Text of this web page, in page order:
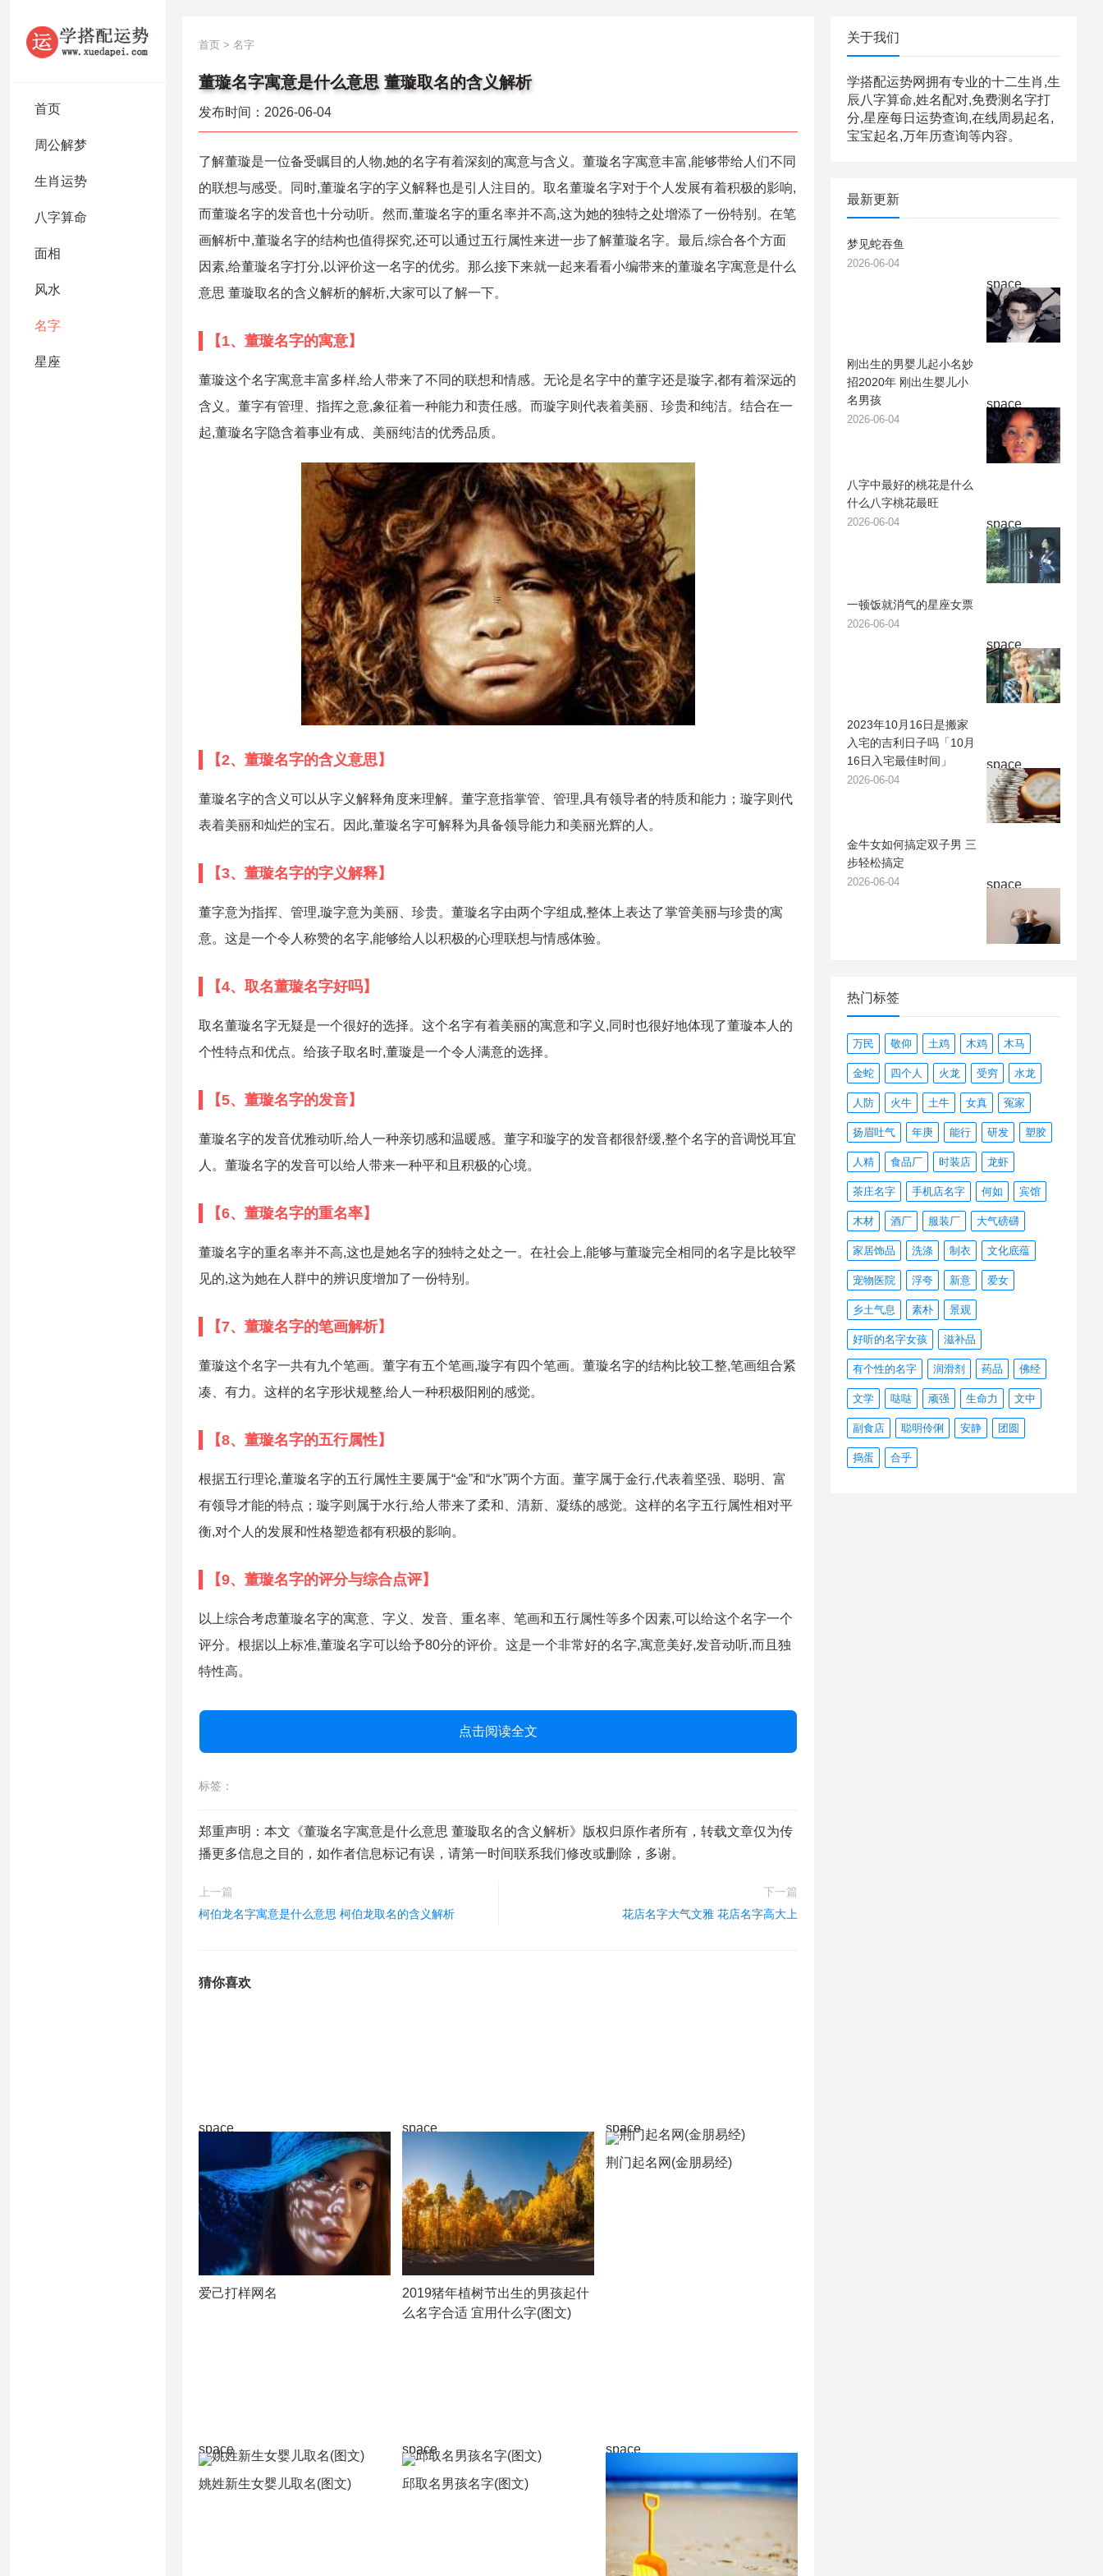
首页
周公解梦
生肖运势
八字算命
面相
风水
名字
星座
首页 > 名字
董璇名字寓意是什么意思 董璇取名的含义解析
发布时间：2026-06-04
了解董璇是一位备受瞩目的人物,她的名字有着深刻的寓意与含义。董璇名字寓意丰富,能够带给人们不同
的联想与感受。同时,董璇名字的字义解释也是引人注目的。取名董璇名字对于个人发展有着积极的影响,
而董璇名字的发音也十分动听。然而,董璇名字的重名率并不高,这为她的独特之处增添了一份特别。在笔
画解析中,董璇名字的结构也值得探究,还可以通过五行属性来进一步了解董璇名字。最后,综合各个方面
因素,给董璇名字打分,以评价这一名字的优劣。那么接下来就一起来看看小编带来的董璇名字寓意是什么
意思 董璇取名的含义解析的解析,大家可以了解一下。
【1、董璇名字的寓意】
董璇这个名字寓意丰富多样,给人带来了不同的联想和情感。无论是名字中的董字还是璇字,都有着深远的
含义。董字有管理、指挥之意,象征着一种能力和责任感。而璇字则代表着美丽、珍贵和纯洁。结合在一
起,董璇名字隐含着事业有成、美丽纯洁的优秀品质。
【2、董璇名字的含义意思】
董璇名字的含义可以从字义解释角度来理解。董字意指掌管、管理,具有领导者的特质和能力；璇字则代
表着美丽和灿烂的宝石。因此,董璇名字可解释为具备领导能力和美丽光辉的人。
【3、董璇名字的字义解释】
董字意为指挥、管理,璇字意为美丽、珍贵。董璇名字由两个字组成,整体上表达了掌管美丽与珍贵的寓
意。这是一个令人称赞的名字,能够给人以积极的心理联想与情感体验。
【4、取名董璇名字好吗】
取名董璇名字无疑是一个很好的选择。这个名字有着美丽的寓意和字义,同时也很好地体现了董璇本人的
个性特点和优点。给孩子取名时,董璇是一个令人满意的选择。
【5、董璇名字的发音】
董璇名字的发音优雅动听,给人一种亲切感和温暖感。董字和璇字的发音都很舒缓,整个名字的音调悦耳宜
人。董璇名字的发音可以给人带来一种平和且积极的心境。
【6、董璇名字的重名率】
董璇名字的重名率并不高,这也是她名字的独特之处之一。在社会上,能够与董璇完全相同的名字是比较罕
见的,这为她在人群中的辨识度增加了一份特别。
【7、董璇名字的笔画解析】
董璇这个名字一共有九个笔画。董字有五个笔画,璇字有四个笔画。董璇名字的结构比较工整,笔画组合紧
凑、有力。这样的名字形状规整,给人一种积极阳刚的感觉。
【8、董璇名字的五行属性】
根据五行理论,董璇名字的五行属性主要属于“金”和“水”两个方面。董字属于金行,代表着坚强、聪明、富
有领导才能的特点；璇字则属于水行,给人带来了柔和、清新、凝练的感觉。这样的名字五行属性相对平
衡,对个人的发展和性格塑造都有积极的影响。
【9、董璇名字的评分与综合点评】
以上综合考虑董璇名字的寓意、字义、发音、重名率、笔画和五行属性等多个因素,可以给这个名字一个
评分。根据以上标准,董璇名字可以给予80分的评价。这是一个非常好的名字,寓意美好,发音动听,而且独
特性高。
点击阅读全文
标签：
郑重声明：本文《董璇名字寓意是什么意思 董璇取名的含义解析》版权归原作者所有，转载文章仅为传
播更多信息之目的，如作者信息标记有误，请第一时间联系我们修改或删除，多谢。
上一篇
柯伯龙名字寓意是什么意思 柯伯龙取名的含义解析
下一篇
花店名字大气文雅 花店名字高大上
猜你喜欢
space
爱己打样网名
space
2019猪年植树节出生的男孩起什
么名字合适 宜用什么字(图文)
space
荆门起名网(金朋易经)
space
姚姓新生女婴儿取名(图文)
space
邱取名男孩名字(图文)
space
关于我们
学搭配运势网拥有专业的十二生肖,生
辰八字算命,姓名配对,免费测名字打
分,星座每日运势查询,在线周易起名,
宝宝起名,万年历查询等内容。
最新更新
space
梦见蛇吞鱼
2026-06-04
space
刚出生的男婴儿起小名妙
招2020年 刚出生婴儿小
名男孩
2026-06-04
space
八字中最好的桃花是什么
什么八字桃花最旺
2026-06-04
space
一顿饭就消气的星座女票
2026-06-04
space
2023年10月16日是搬家
入宅的吉利日子吗「10月
16日入宅最佳时间」
2026-06-04
space
金牛女如何搞定双子男 三
步轻松搞定
2026-06-04
热门标签
万民 敬仰 土鸡 木鸡 木马
金蛇 四个人 火龙 受穷 水龙
人防 火牛 土牛 女真 冤家
扬眉吐气 年庚 能行 研发 塑胶
人精 食品厂 时装店 龙虾
茶庄名字 手机店名字 何如 宾馆
木材 酒厂 服装厂 大气磅礴
家居饰品 洗涤 制衣 文化底蕴
宠物医院 浮夸 新意 爱女
乡土气息 素朴 景观
好听的名字女孩 滋补品
有个性的名字 润滑剂 药品 佛经
文学 哒哒 顽强 生命力 文中
副食店 聪明伶俐 安静 团圆
捣蛋 合乎